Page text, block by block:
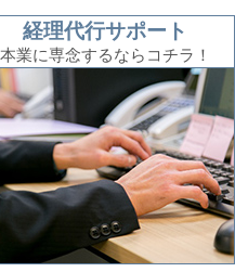
経理代行サポート
本業に専念するならコチラ！